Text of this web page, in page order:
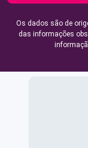
Os dados são de
das informações